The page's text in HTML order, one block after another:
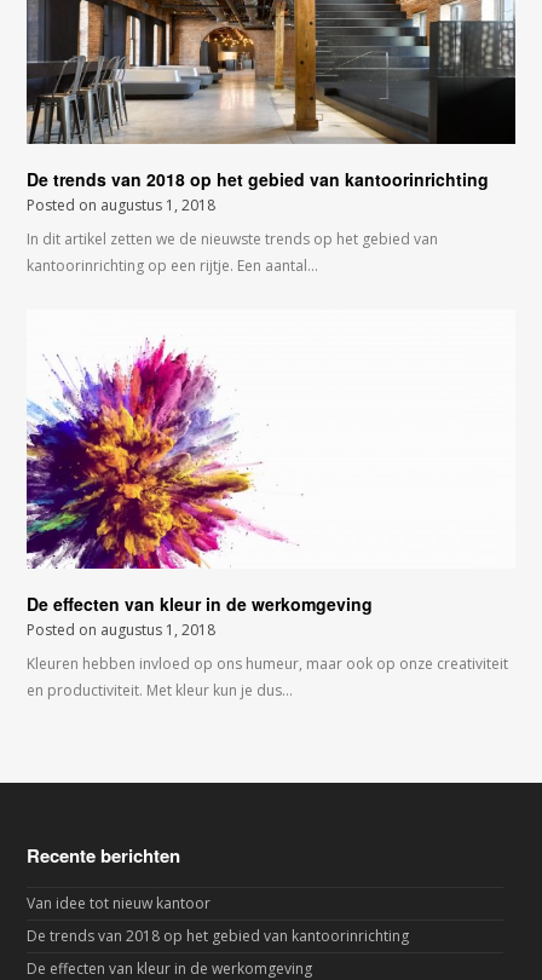
De trends van 2018 op het gebied van kantoorinrichting
Posted on augustus 1, 2018
In dit artikel zetten we de nieuwste trends op het gebied van
kantoorinrichting op een rijtje. Een aantal…
De effecten van kleur in de werkomgeving
Posted on augustus 1, 2018
Kleuren hebben invloed op ons humeur, maar ook op onze creativiteit
en productiviteit. Met kleur kun je dus…
Recente berichten
Van idee tot nieuw kantoor
De trends van 2018 op het gebied van kantoorinrichting
De effecten van kleur in de werkomgeving